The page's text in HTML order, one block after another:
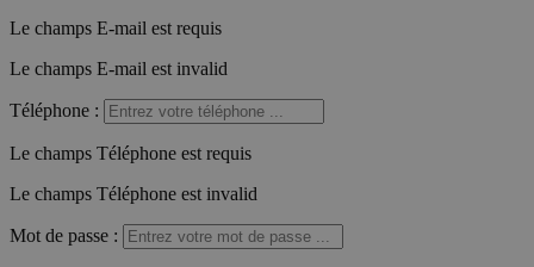
Le champs E-mail est requis
Le champs E-mail est invalid
Téléphone :
Le champs Téléphone est requis
Le champs Téléphone est invalid
Mot de passe :